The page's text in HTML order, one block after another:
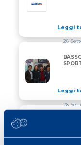
Leggi
BASSO E
28
Leggi
28